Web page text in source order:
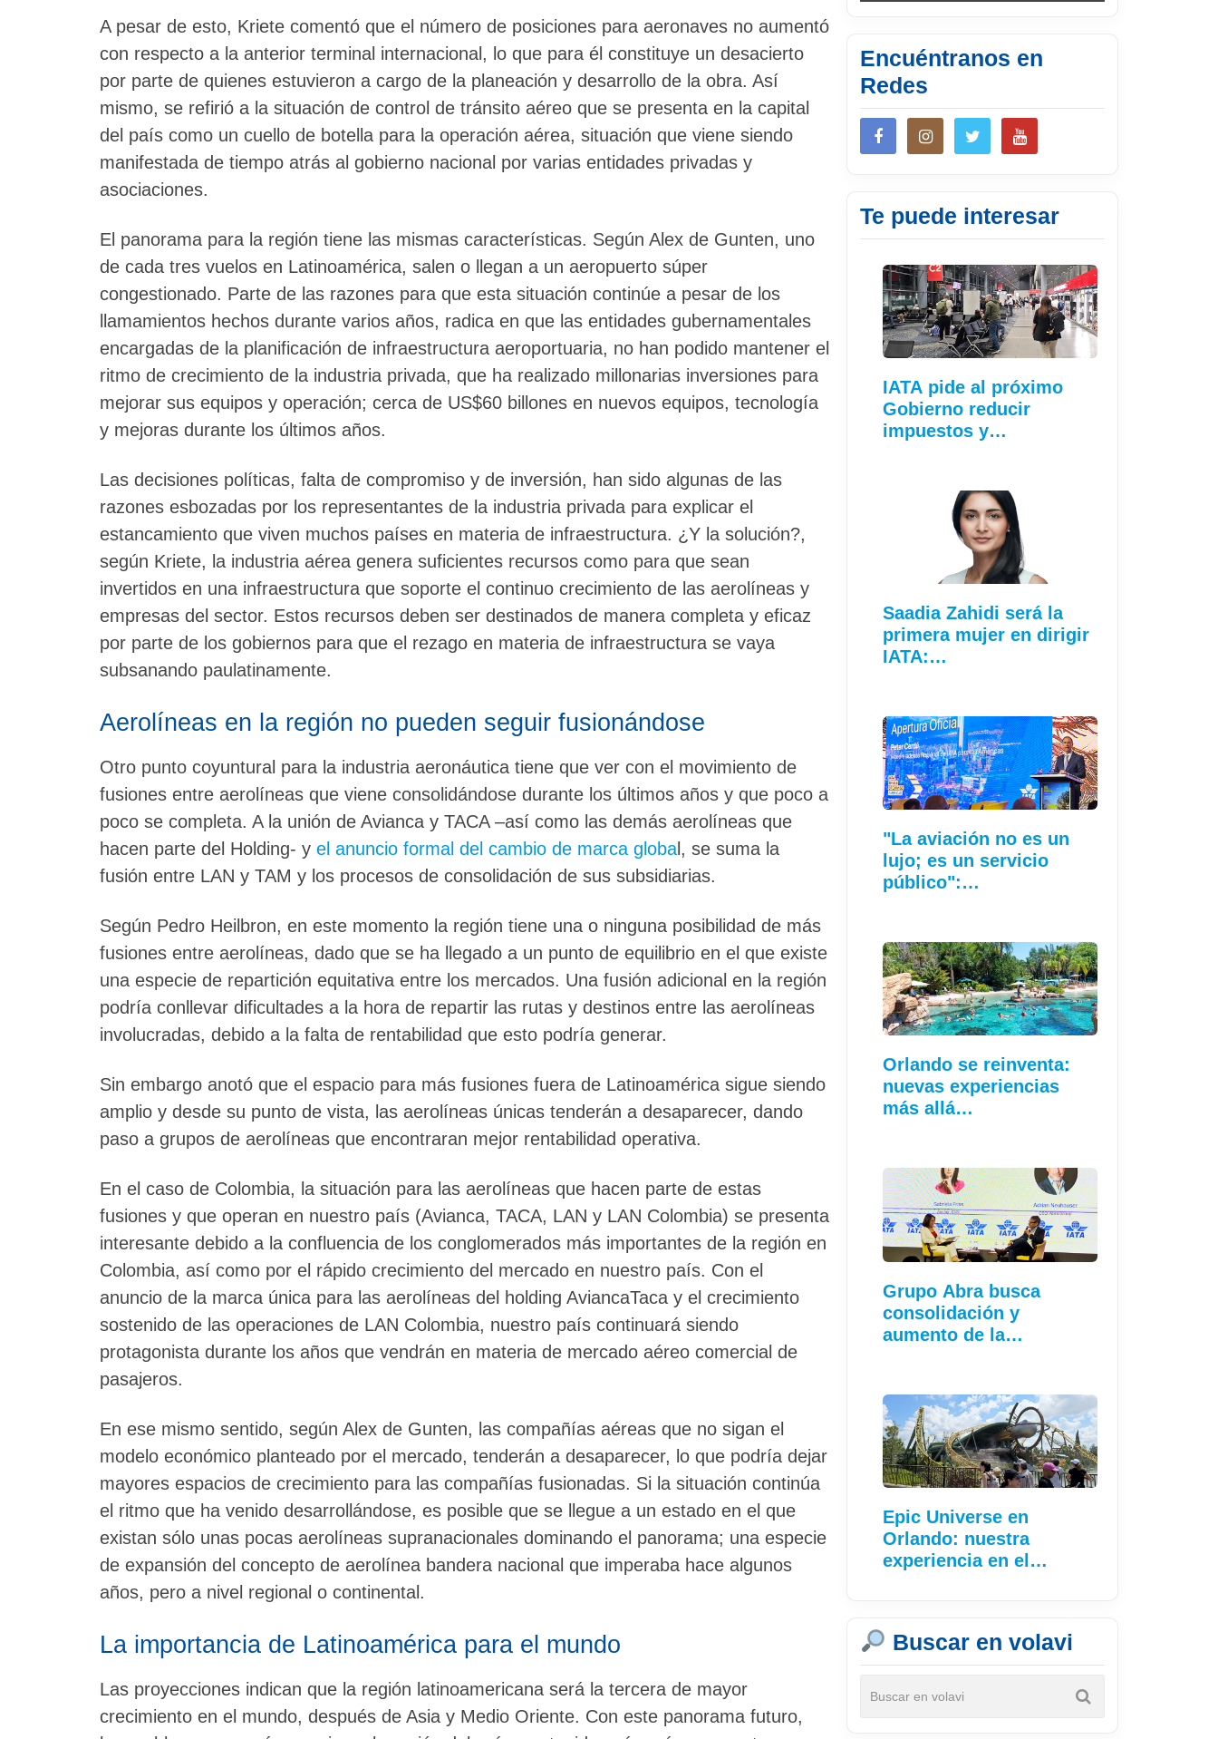
A pesar de esto, Kriete comentó que el número de posiciones para aeronaves no aumentó
con respecto a la anterior terminal internacional, lo que para él constituye un desacierto
por parte de quienes estuvieron a cargo de la planeación y desarrollo de la obra. Así
mismo, se refirió a la situación de control de tránsito aéreo que se presenta en la capital
del país como un cuello de botella para la operación aérea, situación que viene siendo
manifestada de tiempo atrás al gobierno nacional por varias entidades privadas y
asociaciones.
El panorama para la región tiene las mismas características. Según Alex de Gunten, uno
de cada tres vuelos en Latinoamérica, salen o llegan a un aeropuerto súper
congestionado. Parte de las razones para que esta situación continúe a pesar de los
llamamientos hechos durante varios años, radica en que las entidades gubernamentales
encargadas de la planificación de infraestructura aeroportuaria, no han podido mantener el
ritmo de crecimiento de la industria privada, que ha realizado millonarias inversiones para
mejorar sus equipos y operación; cerca de US$60 billones en nuevos equipos, tecnología
y mejoras durante los últimos años.
Las decisiones políticas, falta de compromiso y de inversión, han sido algunas de las
razones esbozadas por los representantes de la industria privada para explicar el
estancamiento que viven muchos países en materia de infraestructura. ¿Y la solución?,
según Kriete, la industria aérea genera suficientes recursos como para que sean
invertidos en una infraestructura que soporte el continuo crecimiento de las aerolíneas y
empresas del sector. Estos recursos deben ser destinados de manera completa y eficaz
por parte de los gobiernos para que el rezago en materia de infraestructura se vaya
subsanando paulatinamente.
Aerolíneas en la región no pueden seguir fusionándose
Otro punto coyuntural para la industria aeronáutica tiene que ver con el movimiento de
fusiones entre aerolíneas que viene consolidándose durante los últimos años y que poco a
poco se completa. A la unión de Avianca y TACA –así como las demás aerolíneas que
hacen parte del Holding- y el anuncio formal del cambio de marca globa l, se suma la
fusión entre LAN y TAM y los procesos de consolidación de sus subsidiarias.
Según Pedro Heilbron, en este momento la región tiene una o ninguna posibilidad de más
fusiones entre aerolíneas, dado que se ha llegado a un punto de equilibrio en el que existe
una especie de repartición equitativa entre los mercados. Una fusión adicional en la región
podría conllevar dificultades a la hora de repartir las rutas y destinos entre las aerolíneas
involucradas, debido a la falta de rentabilidad que esto podría generar.
Sin embargo anotó que el espacio para más fusiones fuera de Latinoamérica sigue siendo
amplio y desde su punto de vista, las aerolíneas únicas tenderán a desaparecer, dando
paso a grupos de aerolíneas que encontraran mejor rentabilidad operativa.
En el caso de Colombia, la situación para las aerolíneas que hacen parte de estas
fusiones y que operan en nuestro país (Avianca, TACA, LAN y LAN Colombia) se presenta
interesante debido a la confluencia de los conglomerados más importantes de la región en
Colombia, así como por el rápido crecimiento del mercado en nuestro país. Con el
anuncio de la marca única para las aerolíneas del holding AviancaTaca y el crecimiento
sostenido de las operaciones de LAN Colombia, nuestro país continuará siendo
protagonista durante los años que vendrán en materia de mercado aéreo comercial de
pasajeros.
En ese mismo sentido, según Alex de Gunten, las compañías aéreas que no sigan el
modelo económico planteado por el mercado, tenderán a desaparecer, lo que podría dejar
mayores espacios de crecimiento para las compañías fusionadas. Si la situación continúa
el ritmo que ha venido desarrollándose, es posible que se llegue a un estado en el que
existan sólo unas pocas aerolíneas supranacionales dominando el panorama; una especie
de expansión del concepto de aerolínea bandera nacional que imperaba hace algunos
años, pero a nivel regional o continental.
La importancia de Latinoamérica para el mundo
Las proyecciones indican que la región latinoamericana será la tercera de mayor
crecimiento en el mundo, después de Asia y Medio Oriente. Con este panorama futuro,
Encuéntranos en
Redes
Te puede interesar
IATA pide al próximo
Gobierno reducir
impuestos y…
Saadia Zahidi será la
primera mujer en dirigir
IATA:…
"La aviación no es un
lujo; es un servicio
público":…
Orlando se reinventa:
nuevas experiencias
más allá…
Grupo Abra busca
consolidación y
aumento de la
Epic Universe en
Orlando: nuestra
experiencia en el…
Buscar en volavi